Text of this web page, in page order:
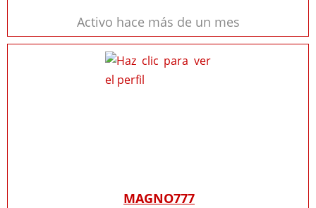
Activo hace más de un mes
MAGNO777